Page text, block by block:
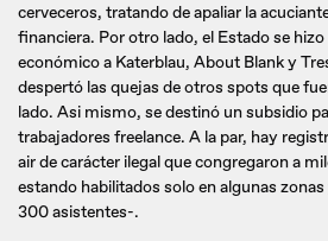
cerveceros, tratando de apaliar la
financiera. Por otro lado, el Estado se
económico a Katerblau, About Blank y
despertó las quejas de otros spots que
lado. Asi mismo, se destinó un subsidio
trabajadores freelance. A la par, hay
air de carácter ilegal que congregaron a
estando habilitados solo en algunas
300 asistentes-.